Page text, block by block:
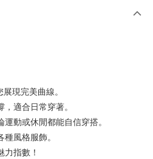
現完美曲線。
適合日常穿著。
動或休閒都能自信穿搭。
風格服飾。
力指數！